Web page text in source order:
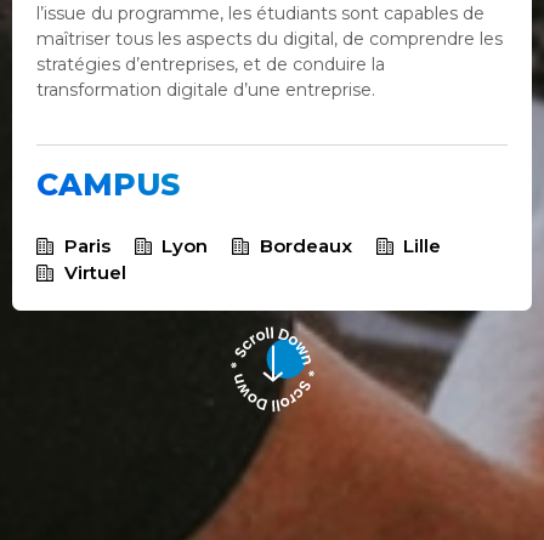
l’issue du programme, les étudiants sont capables de
maîtriser tous les aspects du digital, de comprendre les
stratégies d’entreprises, et de conduire la
transformation digitale d’une entreprise.
CAMPUS
Paris Lyon Bordeaux
Lille
Virtuel